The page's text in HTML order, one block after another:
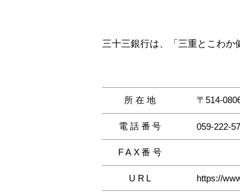
三十三銀行は、「三重とこわか
所在地 〒514-
電話番号 059-222-
FAX番号
URL https://